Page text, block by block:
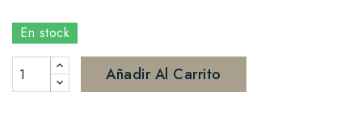
En stock
Añadir Al Carrito